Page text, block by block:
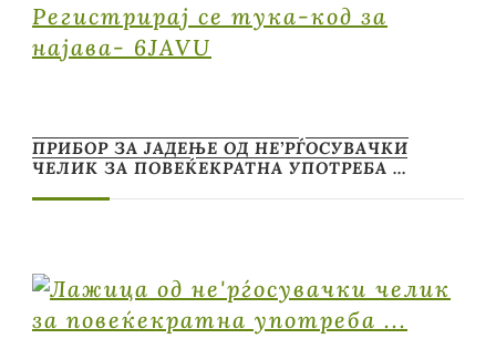
Регистрирај се тука-код за
најава- 6JAVU
ПРИБОР ЗА ЈАДЕЊЕ ОД НЕ’РЃОСУВАЧКИ
ЧЕЛИК ЗА ПОВЕЌЕКРАТНА УПОТРЕБА …